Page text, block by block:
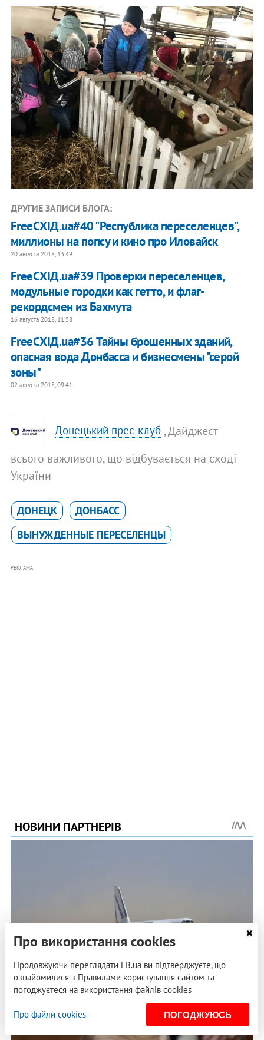
ДРУГИЕ ЗАПИСИ БЛОГА:
FreeСХІД.ua#40 "Республика переселенцев",
миллионы на попсу и кино про Иловайск
20 августа 2018, 13:49
FreeСХІД.ua#39 Проверки переселенцев,
модульные городки как гетто, и флаг-
рекордсмен из Бахмута
16 августа 2018, 11:58
FreeСХІД.ua#36 Тайны брошенных зданий,
опасная вода Донбасса и бизнесмены "серой
зоны"
02 августа 2018, 09:41
Донецький прес-клуб , Дайджест
всього важливого, що відбувається на сході
України
ДОНЕЦК
ДОНБАСС
ВЫНУЖДЕННЫЕ ПЕРЕСЕЛЕНЦЫ
РЕКЛАМА
Про використання cookies
Продовжуючи переглядати LB.ua ви підтверджуєте, що
ознайомилися з Правилами користування сайтом та
погоджуєтеся на використання файлів cookies
Про файли cookies ПОГОДЖУЮСЬ